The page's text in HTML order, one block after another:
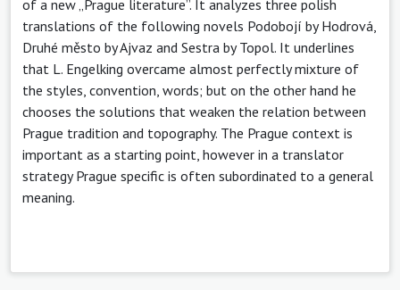
of a new „Prague literature”. It analyzes three polish
translations of the following novels Podobojí by Hodrová,
Druhé město by Ajvaz and Sestra by Topol. It underlines
that L. Engelking overcame almost perfectly mixture of
the styles, convention, words; but on the other hand he
chooses the solutions that weaken the relation between
Prague tradition and topography. The Prague context is
important as a starting point, however in a translator
strategy Prague specific is often subordinated to a general
meaning.